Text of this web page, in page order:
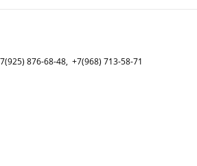
876-68-48, +7(968) 713-58-71